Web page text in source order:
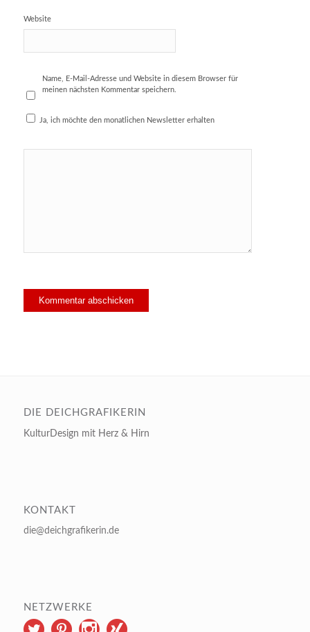
Website
Name, E-Mail-Adresse und Website in diesem Browser für
meinen nächsten Kommentar speichern.
Ja, ich möchte den monatlichen Newsletter erhalten
DIE DEICHGRAFIKERIN
KulturDesign mit Herz & Hirn
KONTAKT
die@deichgrafikerin.de
NETZWERKE